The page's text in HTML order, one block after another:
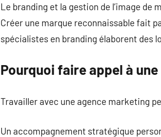
Le branding et la gestion de l’image de
Créer une marque reconnaissable fait
spécialistes en branding élaborent des
Pourquoi faire appel à
Travailler avec une agence marketing
Un accompagnement stratégique